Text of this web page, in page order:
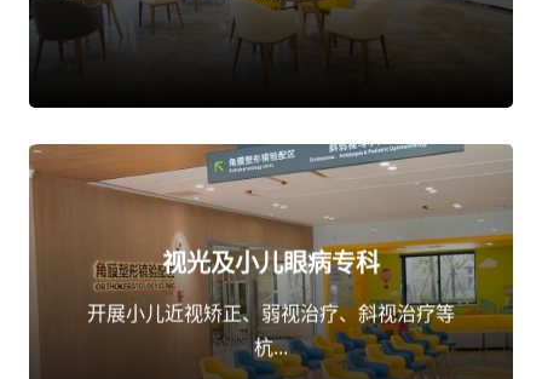
视光及小儿眼病专科
开展小儿近视矫正、弱视治疗、斜视治疗等
杭...
点击了解